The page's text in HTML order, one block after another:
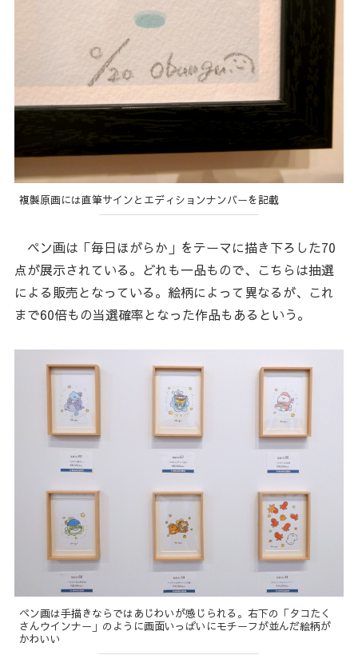
複製原画には直筆サインとエディションナンバーを記載
ペン画は「毎日ほがらか」をテーマに描き下ろした70
点が展示されている。どれも一品もので、こちらは抽選
による販売となっている。絵柄によって異なるが、これ
まで60倍もの当選確率となった作品もあるという。
ペン画は手描きならではあじわいが感じられる。右下の「タコたく
さんウインナー」のように画面いっぱいにモチーフが並んだ絵柄が
かわいい